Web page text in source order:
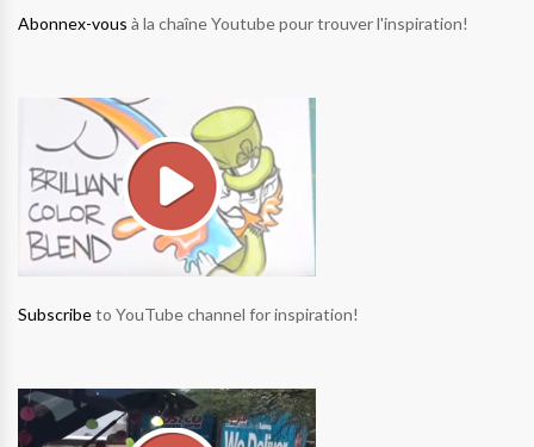
Abonnex-vous à la chaîne Youtube pour trouver l'inspiration!
Subscribeto YouTube channel for inspiration!